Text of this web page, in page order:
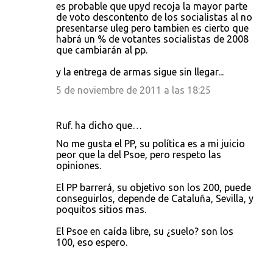
es probable que upyd recoja la mayor parte
de voto descontento de los socialistas al no
presentarse uleg pero tambien es cierto que
habrá un % de votantes socialistas de 2008
que cambiarán al pp.
y la entrega de armas sigue sin llegar...
5 de noviembre de 2011 a las 18:25
Ruf. ha dicho que…
No me gusta el PP, su política es a mi juicio
peor que la del Psoe, pero respeto las
opiniones.
El PP barrerá, su objetivo son los 200, puede
conseguirlos, depende de Cataluña, Sevilla, y
poquitos sitios mas.
El Psoe en caída libre, su ¿suelo? son los
100, eso espero.